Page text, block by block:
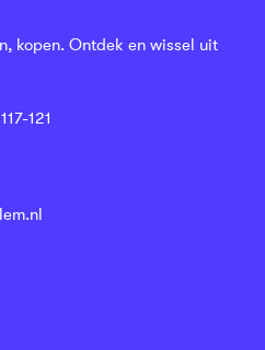
kopen. Ontdek en wissel uit
121